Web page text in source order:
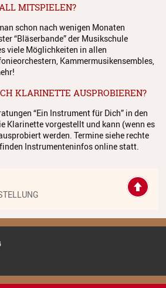
Schlaginstrumente
Streichinstrumente
Tasteninstrumente
Standorte
Ermäßigungen
Mietinstrumente
MITSPIELEN?
schon nach wenigen Monaten
“Bläserbande” der Musikschule
viele Möglichkeiten in allen
Kammermusikensembles,
KLARINETTE AUSPROBIEREN?
“Ein Instrument für Dich” in den
Klarinette vorgestellt und kann (wenn es
werden. Termine siehe rechte
Instrumenteninfos online statt.